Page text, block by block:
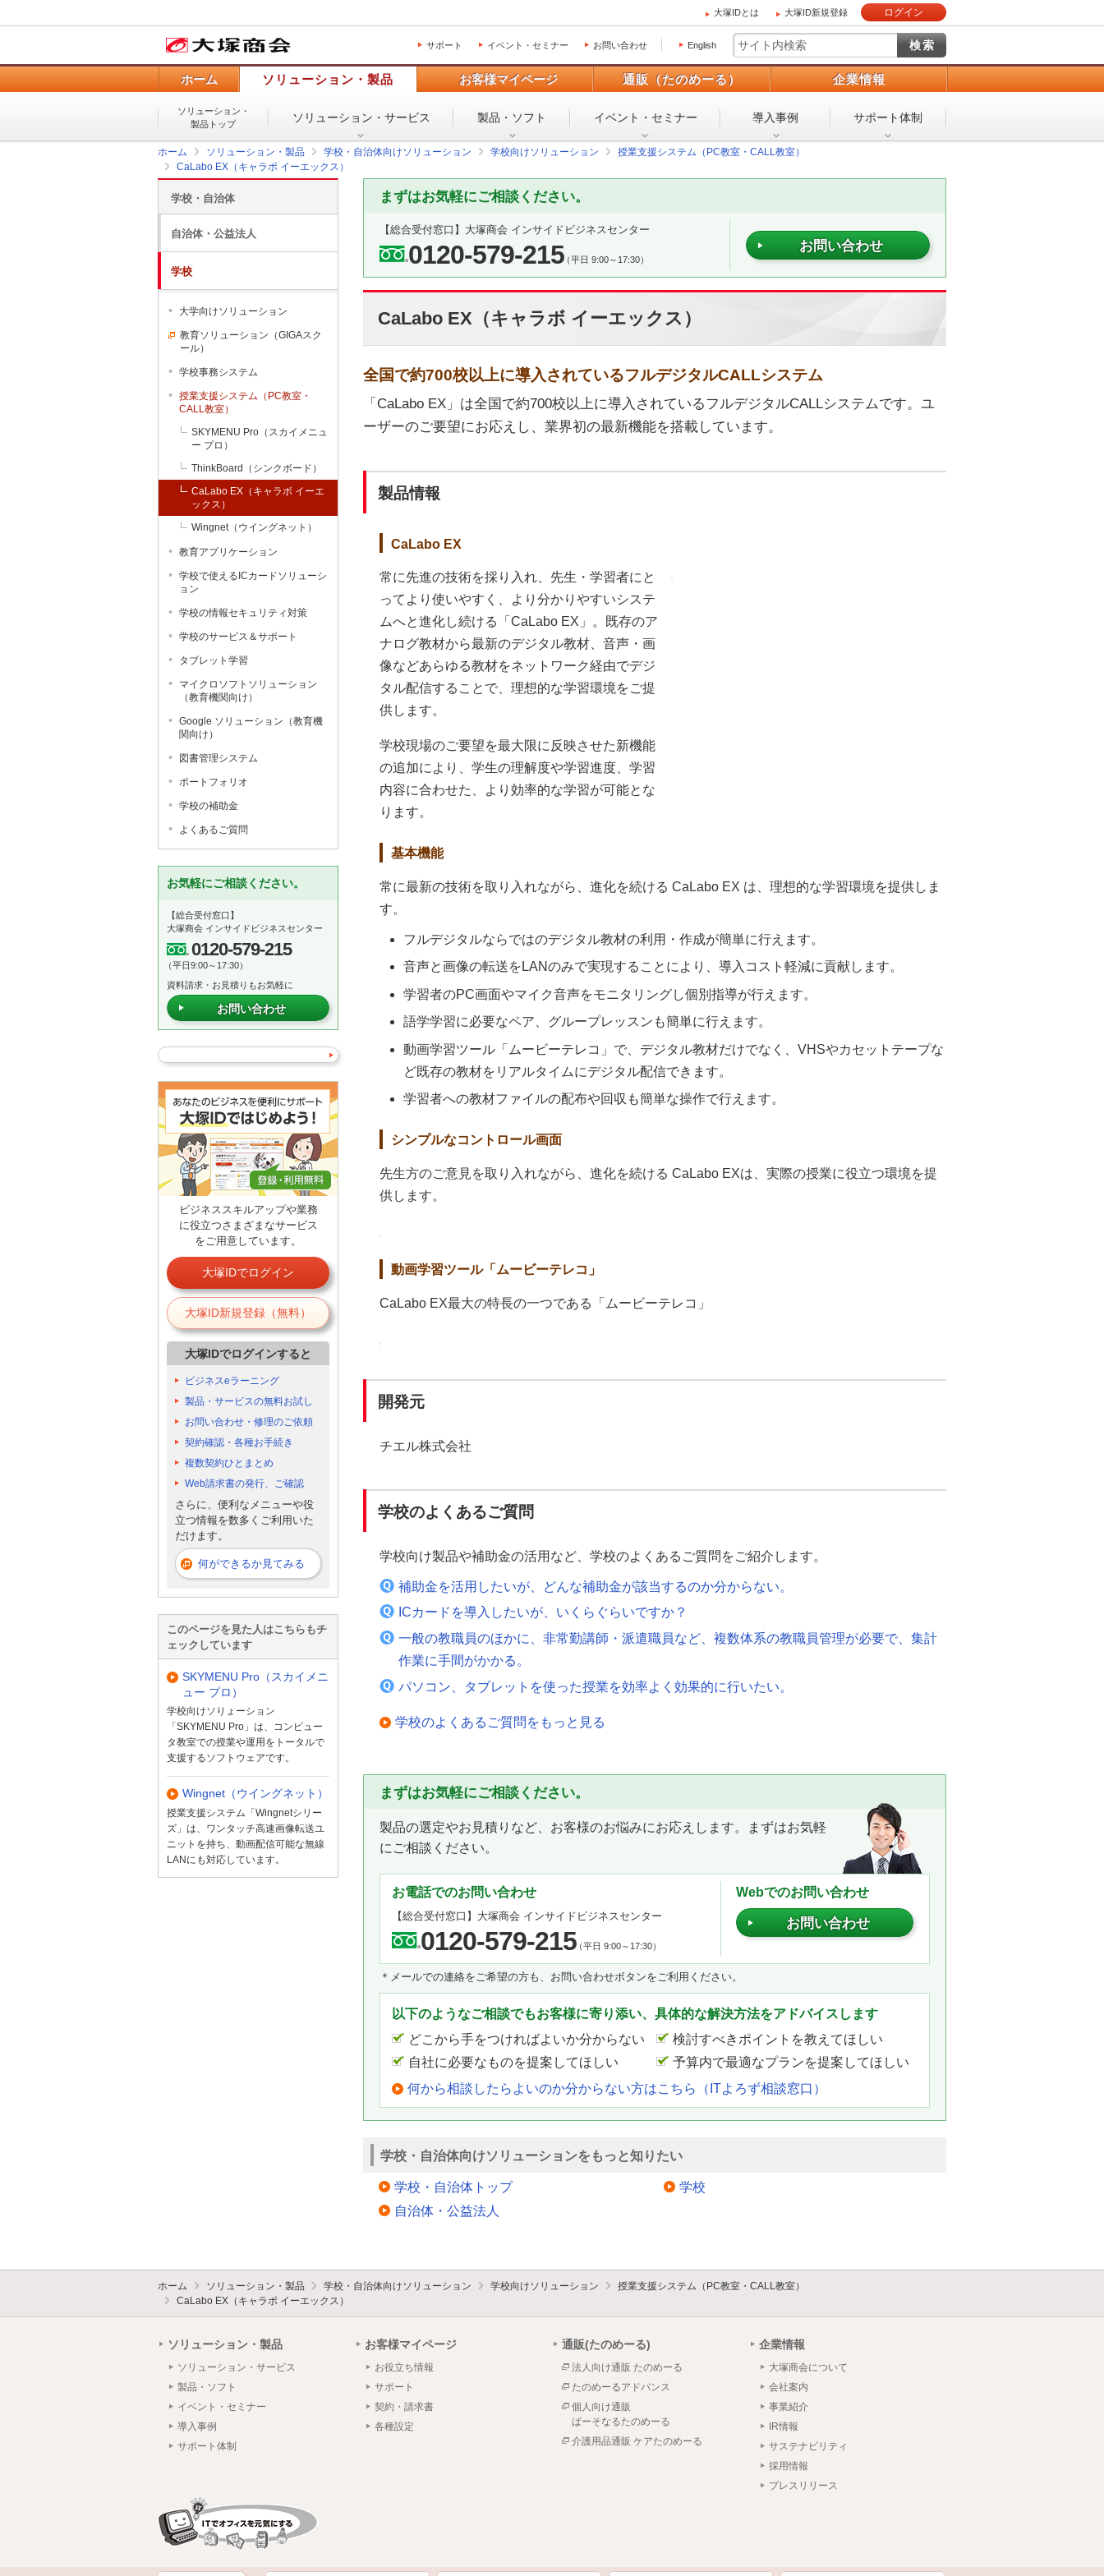
大塚IDとは 大塚ID新規登録 ログイン
サポート イベント・セミナー お問い合わせ English
ホーム ソリューション・製品 お客様マイページ 通販（たのめーる） 企業情報
ソリューション・
製品トップ
ソリューション・ サービス 製品・ソフト イベント・ セミナー 導入事例 サポート体制
ホーム ソリューション・製品 学校・自治体向けソリューション 学校向けソリューション
授業支援システム（PC教室・CALL教室）
CaLabo EX（キャラボ イーエックス）
まずはお気軽にご相談ください。
【総合受付窓口】 大塚商会 インサイドビジネスセンター
0120-579-215（平日 9:00～17:30）
お問い合わせ
CaLabo EX（キャラボ イーエックス）
全国で約700校以上に導入されているフルデジタルCALLシステム
「CaLabo EX」は全国で約700校以上に導入されているフルデジタルCALLシステムです。ユ
ーザーのご要望にお応えし、業界初の最新機能を搭載しています。
製品情報
CaLabo EX
常に先進の技術を採り入れ、先生・学習者にと
ってより使いやすく、より分かりやすいシステ
ムへと進化し続ける「CaLabo EX」。既存のア
ナログ教材から最新のデジタル教材、音声・画
像などあらゆる教材をネットワーク経由でデジ
タル配信することで、理想的な学習環境をご提
供します。
学校現場のご要望を最大限に反映させた新機能
の追加により、学生の理解度や学習進度、学習
内容に合わせた、より効率的な学習が可能とな
ります。
基本機能
常に最新の技術を取り入れながら、進化を続ける CaLabo EX は、理想的な学習環境を提供しま
す。
フルデジタルならではのデジタル教材の利用・作成が簡単に行えます。
音声と画像の転送をLANのみで実現することにより、導入コスト軽減に貢献します。
学習者のPC画面やマイク音声をモニタリングし個別指導が行えます。
語学学習に必要なペア、グループレッスンも簡単に行えます。
動画学習ツール「ムービーテレコ」で、デジタル教材だけでなく、VHSやカセットテープな
ど既存の教材をリアルタイムにデジタル配信できます。
学習者への教材ファイルの配布や回収も簡単な操作で行えます。
シンプルなコントロール画面
先生方のご意見を取り入れながら、進化を続ける CaLabo EXは、実際の授業に役立つ環境を提
供します。
動画学習ツール「ムービーテレコ」
CaLabo EX最大の特長の一つである「ムービーテレコ」
開発元
チエル株式会社
学校のよくあるご質問
学校向け製品や補助金の活用など、学校のよくあるご質問をご紹介します。
補助金を活用したいが、どんな補助金が該当するのか分からない。
ICカードを導入したいが、いくらぐらいですか？
一般の教職員のほかに、非常勤講師・派遣職員など、複数体系の教職員管理が必要で、集計
作業に手間がかかる。
パソコン、タブレットを使った授業を効率よく効果的に行いたい。
学校のよくあるご質問をもっと見る
まずはお気軽にご相談ください。
製品の選定やお見積りなど、お客様のお悩みにお応えします。まずはお気軽
にご相談ください。
お電話でのお問い合わせ
【総合受付窓口】 大塚商会 インサイドビジネスセンター
0120-579-215（平日 9:00～17:30）
Webでのお問い合わせ
お問い合わせ
＊メールでの連絡をご希望の方も、お問い合わせボタンをご利用ください。
以下のようなご相談でもお客様に寄り添い、具体的な解決方法をアドバイスします
どこから手をつければよいか分からない
検討すべきポイントを教えてほしい
自社に必要なものを提案してほしい
予算内で最適なプランを提案してほしい
何から相談したらよいのか分からない方はこちら（ITよろず相談窓口）
学校・自治体向けソリューションをもっと知りたい
学校・自治体トップ
自治体・公益法人
学校
学校・自治体
自治体・公益法人
学校
大学向けソリューション
教育ソリューション（GIGAスク
ール）
学校事務システム
授業支援システム（PC教室・
CALL教室）
SKYMENU Pro（スカイメニュ
ー プロ）
ThinkBoard（シンクボード）
CaLabo EX（キャラボ イーエ
ックス）
Wingnet（ウイングネット）
教育アプリケーション
学校で使えるICカードソリューシ
ョン
学校の情報セキュリティ対策
学校のサービス＆サポート
タブレット学習
マイクロソフトソリューション
（教育機関向け）
Google ソリューション（教育機
関向け）
図書管理システム
ポートフォリオ
学校の補助金
よくあるご質問
お気軽にご相談ください。
【総合受付窓口】
大塚商会 インサイドビジネスセンター
0120-579-215
（平日9:00～17:30）
資料請求・お見積りもお気軽に
お問い合わせ
ビジネススキルアップや業務
に役立つさまざまなサービス
をご用意しています。
大塚IDでログイン
大塚ID新規登録（無料）
大塚IDでログインすると
ビジネスeラーニング
製品・サービスの無料お試し
お問い合わせ・修理のご依頼
契約確認・各種お手続き
複数契約ひとまとめ
Web請求書の発行、ご確認
さらに、便利なメニューや役
立つ情報を数多くご利用いた
だけます。
何ができるか見てみる
このページを見た人はこちらもチ
ェックしています
SKYMENU Pro（スカイメニ
ュー プロ）
学校向けソりょーション
「SKYMENU Pro」は、コンピュー
タ教室での授業や運用をトータルで
支援するソフトウェアです。
Wingnet（ウイングネット）
授業支援システム「Wingnetシリー
ズ」は、ワンタッチ高速画像転送ユ
ニットを持ち、動画配信可能な無線
LANにも対応しています。
ホーム ソリューション・製品 学校・自治体向けソリューション 学校向けソリューション
授業支援システム（PC教室・CALL教室）
CaLabo EX（キャラボ イーエックス）
ソリューション・製品
ソリューション・サービス
製品・ソフト
イベント・セミナー
導入事例
サポート体制
お客様マイページ
お役立ち情報
サポート
契約・請求書
各種設定
通販(たのめーる)
法人向け通販 たのめーる
たのめーるアドバンス
個人向け通販
ぱーそなるたのめーる
介護用品通販 ケアたのめーる
企業情報
大塚商会について
会社案内
事業紹介
IR情報
サステナビリティ
採用情報
プレスリリース